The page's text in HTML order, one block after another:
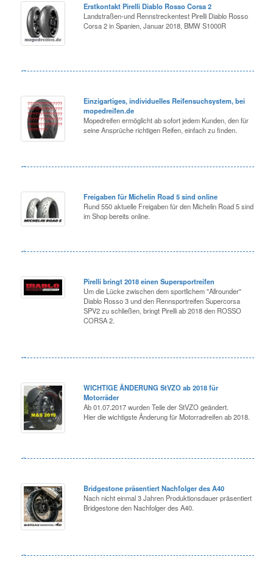
Erstkontakt Pirelli Diablo Rosso Corsa 2
Landstraßen-und Rennstreckentest Pirelli Diablo Rosso
Corsa 2 in Spanien, Januar 2018, BMW S1000R
Einzigartiges, individuelles Reifensuchsystem, bei
mopedreifen.de
Mopedreifen ermöglicht ab sofort jedem Kunden, den für
seine Ansprüche richtigen Reifen, einfach zu finden.
Freigaben für Michelin Road 5 sind online
Rund 550 aktuelle Freigaben für den Michelin Road 5 sind
im Shop bereits online.
Pirelli bringt 2018 einen Supersportreifen
Um die Lücke zwischen dem sportlichem "Allrounder"
Diablo Rosso 3 und den Rennsportreifen Supercorsa
SPV2 zu schließen, bringt Pirelli ab 2018 den ROSSO
CORSA 2.
WICHTIGE ÄNDERUNG StVZO ab 2018 für
Motorräder
Ab 01.07.2017 wurden Teile der StVZO geändert.
Hier die wichtigste Änderung für Motorradreifen ab 2018.
Bridgestone präsentiert Nachfolger des A40
Nach nicht einmal 3 Jahren Produktionsdauer präsentiert
Bridgestone den Nachfolger des A40.